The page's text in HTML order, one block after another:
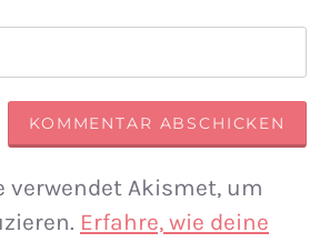
verwendet Akismet, um
Erfahre, wie deine